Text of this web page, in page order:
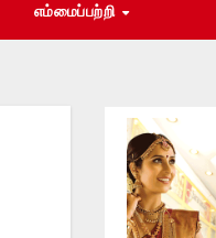
எம்மைப்பற்றி